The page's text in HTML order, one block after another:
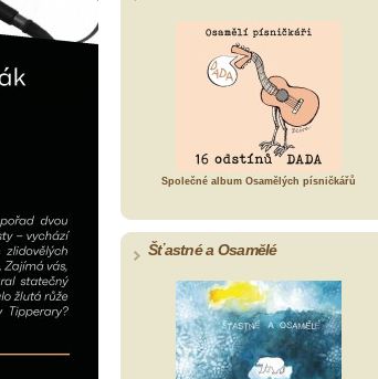
Společné album Osamělých písničkářů
Šťastné a Osamělé